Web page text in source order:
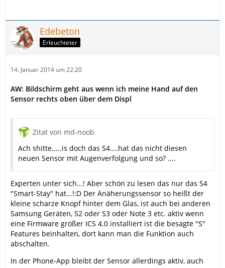
Edebeton
Erleuchteter
14. Januar 2014 um 22:20
AW: Bildschirm geht aus wenn ich meine Hand auf den
Sensor rechts oben über dem Displ
Zitat von md-noob
Ach shitte.....is doch das S4....hat das nicht diesen
neuen Sensor mit Augenverfolgung und so? ....
Experten unter sich...! Aber schön zu lesen das nur das S4
"Smart-Stay" hat...!:D Der Änäherungssensor so heißt der
kleine scharze Knopf hinter dem Glas, ist auch bei anderen
Samsung Geräten, S2 oder S3 oder Note 3 etc. aktiv wenn
eine Firmware größer ICS 4.0 installiert ist die besagte "S"
Features beinhalten, dort kann man die Funktion auch
abschalten.
In der Phone-App bleibt der Sensor allerdings aktiv, auch